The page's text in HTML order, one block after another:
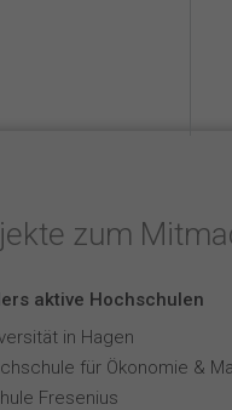
zum
aktive Hochschulen
in Hagen
für Ökonomie &
Fresenius